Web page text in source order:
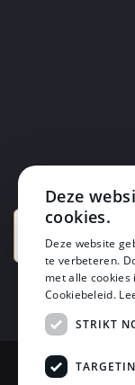
© 2026
Deze
cookies.
Deze website
te verbeteren.
met alle
Cookiebeleid.
STRIKT